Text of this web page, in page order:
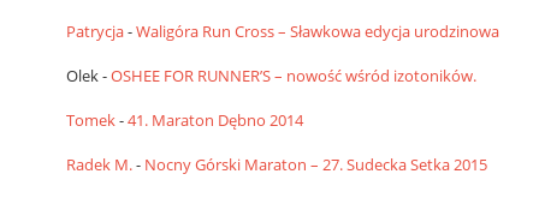
Patrycja-Waligóra Run Cross – Sławkowa edycja urodzinowa
Olek-OSHEE FOR RUNNER’S – nowość wśród izotoników.
Tomek-41. Maraton Dębno 2014
Radek M.- Nocny Górski Maraton – 27. Sudecka Setka 2015